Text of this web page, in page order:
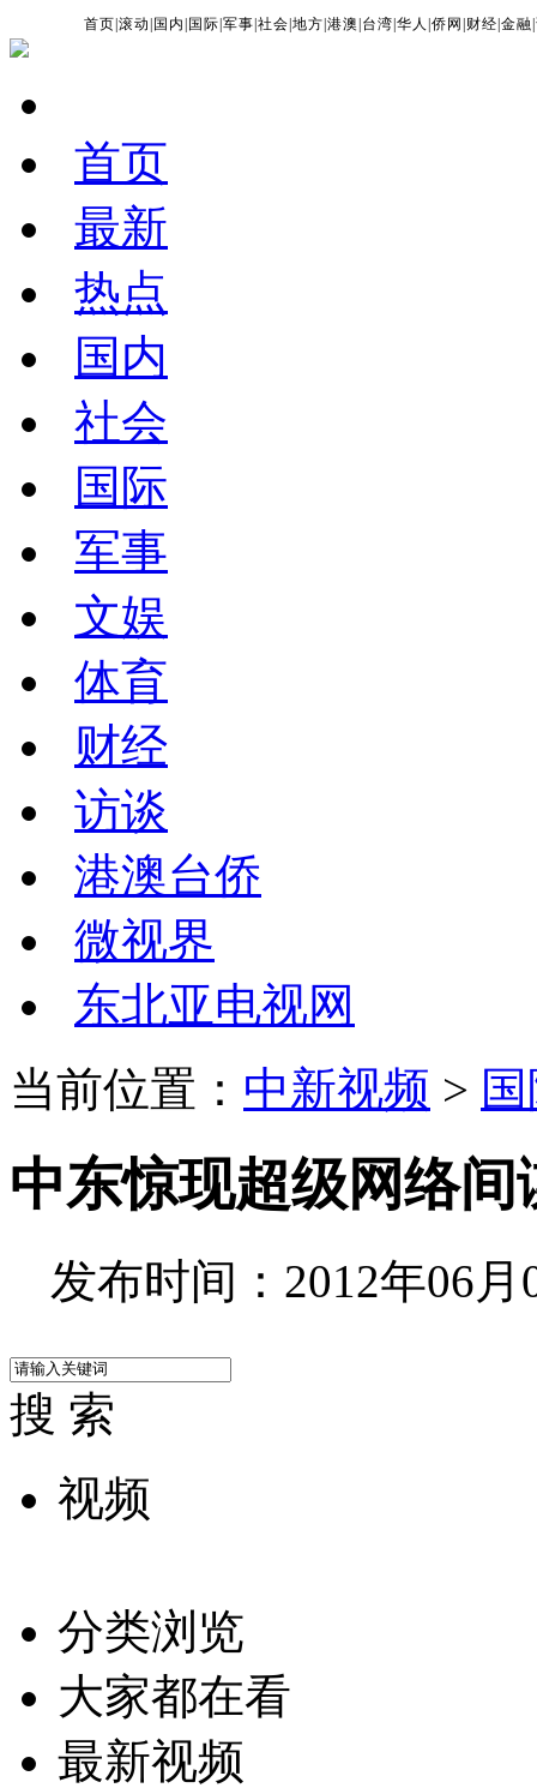
首页 |滚动 国内 国际 |军事 |社会 |地方 |港澳 台湾 |华人 |侨网 财经 |金融 |
首页
最新
热点
国内
社会
国际
军事
文娱
体育
财经
访谈
港澳台侨
微视界
东北亚电视网
当前位置： 中新视频 >
中东惊现超级网络间
发布时间：2012年06月
搜 索
视频
分类浏览
大家都在看
最新视频